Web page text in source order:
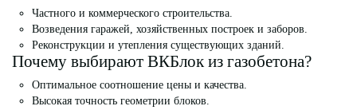
Частного и коммерческого строительства.
Возведения гаражей, хозяйственных построек и заборов.
Реконструкции и утепления существующих зданий.
Почему выбирают ВКБлок из газобетона?
Оптимальное соотношение цены и качества.
Высокая точность геометрии блоков.